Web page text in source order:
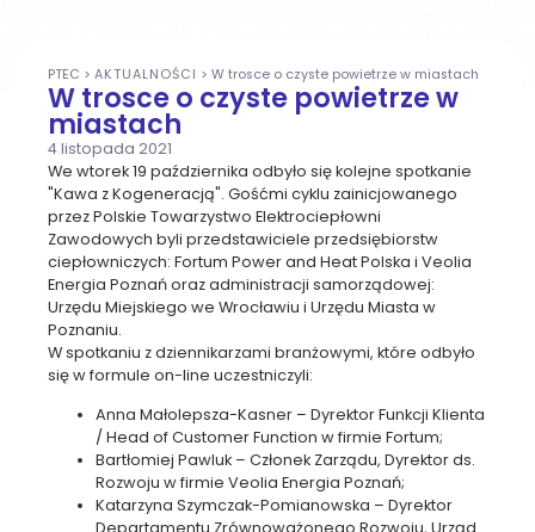
PTEC > AKTUALNOŚCI > W trosce o czyste powietrze w miastach
W trosce o czyste powietrze w
miastach
4 listopada 2021
We wtorek 19 października odbyło się kolejne spotkanie
"Kawa z Kogeneracją". Gośćmi cyklu zainicjowanego
przez Polskie Towarzystwo Elektrociepłowni
Zawodowych byli przedstawiciele przedsiębiorstw
ciepłowniczych: Fortum Power and Heat Polska i Veolia
Energia Poznań oraz administracji samorządowej:
Urzędu Miejskiego we Wrocławiu i Urzędu Miasta w
Poznaniu.
W spotkaniu z dziennikarzami branżowymi, które odbyło
się w formule on-line uczestniczyli:
Anna Małolepsza-Kasner – Dyrektor Funkcji Klienta
/ Head of Customer Function w firmie Fortum;
Bartłomiej Pawluk – Członek Zarządu, Dyrektor ds.
Rozwoju w firmie Veolia Energia Poznań;
Katarzyna Szymczak-Pomianowska – Dyrektor